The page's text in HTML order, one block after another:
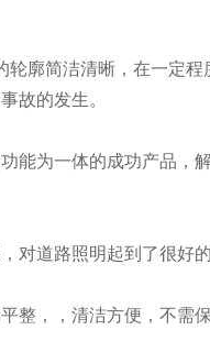
廓简洁清晰，在一定
故的发生。
能为一体的成功产品，
对道路照明起到了很好
整，，清洁方便，不需保